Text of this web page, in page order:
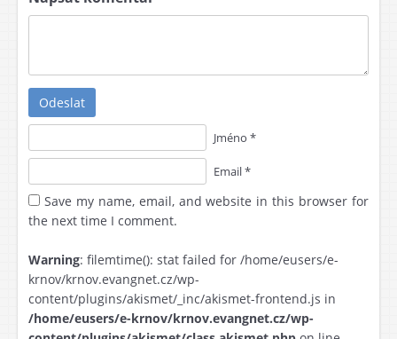
Odeslat
Jméno *
Email *
Save my name, email, and website in this browser for
the next time I comment.
Warning: filemtime(): stat failed for /home/eusers/e-
krnov/krnov.evangnet.cz/wp-
content/plugins/akismet/_inc/akismet-frontend.js in
/home/eusers/e-krnov/krnov.evangnet.cz/wp-